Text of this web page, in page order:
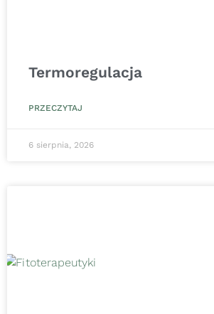
Termoregulacja
PRZECZYTAJ
6 sierpnia, 2026